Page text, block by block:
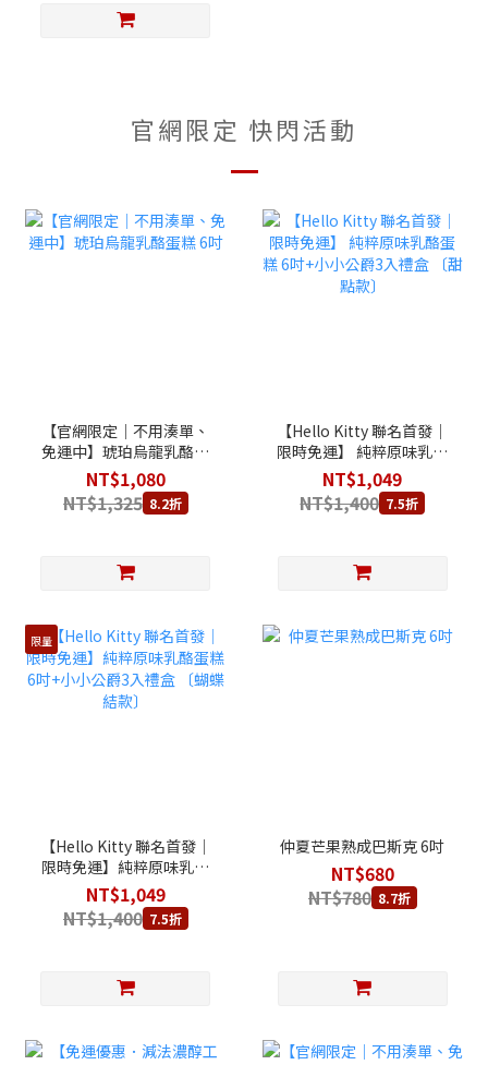
官網限定 快閃活動
【官網限定｜不用湊單、
免運中】琥珀烏龍乳酪蛋
糕 6吋
NT$1,080
NT$1,325 8.2折
【Hello Kitty 聯名首發│
限時免運】 純粹原味乳酪
蛋糕 6吋+小小公爵3入禮
盒 〔甜點款〕
NT$1,049
NT$1,400 7.5折
限量
【Hello Kitty 聯名首發│
限時免運】純粹原味乳酪
蛋糕 6吋+小小公爵3入禮
盒 〔蝴蝶結款〕
NT$1,049
NT$1,400 7.5折
仲夏芒果熟成巴斯克 6吋
NT$680
NT$780 8.7折